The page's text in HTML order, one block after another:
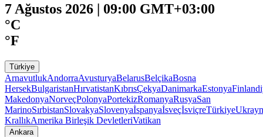
7 Ağustos 2026 | 09:00 GMT+03:00
°C
°F
Türkiye
ArnavutlukAndorraAvusturyaBelarusBelçikaBosna
HersekBulgaristanHırvatistanKıbrısÇekyaDanimarkaEstonya
MakedonyaNorveçPolonyaPortekizRomanyaRusyaSan
MarinoSırbistanSlovakyaSlovenyaİspanyaİsveçİsviçreTürkiye
KrallıkAmerika Birleşik DevletleriVatikan
Ankara